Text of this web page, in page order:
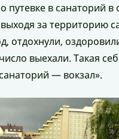
путевке в санаторий
за территорию
отдохнули,
выехали. Такая
— вокзал».